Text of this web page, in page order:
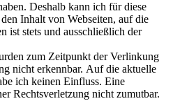
Deshalb kann ich für diese
Inhalt von Webseiten, auf die
ist stets und ausschließlich der
zum Zeitpunkt der Verlinkung
nicht erkennbar. Auf die aktuelle
ich keinen Einfluss. Eine
Rechtsverletzung nicht zumutbar.